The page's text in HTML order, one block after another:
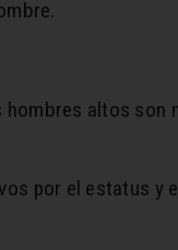
altos son
por el estatus y